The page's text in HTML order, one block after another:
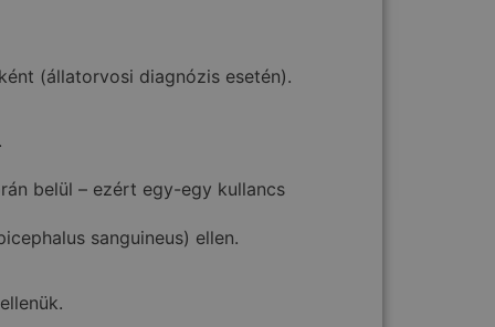
(állatorvosi diagnózis esetén).
.
belül – ezért egy-egy kullancs
sanguineus) ellen.